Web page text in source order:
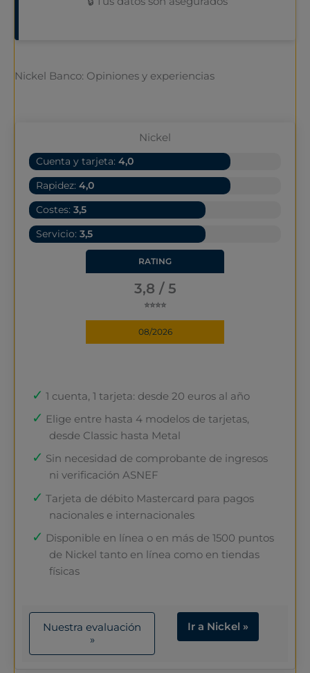
Nickel Banco: Opiniones y experiencias
Nickel
Cuenta y tarjeta: 4,0
Rapidez: 4,0
Costes: 3,5
Servicio: 3,5
RATING
3,8 / 5
⭐⭐⭐⭐
08/2026
1 cuenta, 1 tarjeta: desde 20 euros al año
Elige entre hasta 4 modelos de tarjetas,
desde Classic hasta Metal
Sin necesidad de comprobante de ingresos
ni verificación ASNEF
Tarjeta de débito Mastercard para pagos
nacionales e internacionales
Disponible en línea o en más de 1500 puntos
de Nickel tanto en línea como en tiendas
físicas
Nuestra evaluación
»
Ir a Nickel »